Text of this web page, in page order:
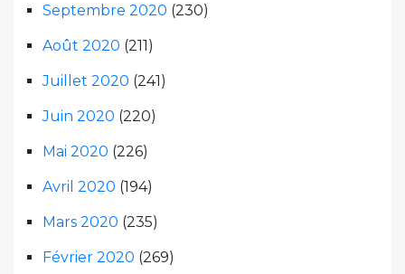
Septembre 2020 (230)
Août 2020 (211)
Juillet 2020 (241)
Juin 2020 (220)
Mai 2020 (226)
Avril 2020 (194)
Mars 2020 (235)
Février 2020 (269)